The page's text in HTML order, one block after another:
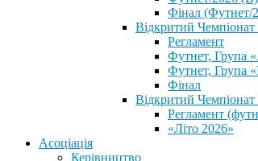
Фінал (Футнет/
Відкритий Чемпіонат
Регламент
Футнет, Група
Футнет, Група
Фінал
Відкритий Чемпіонат
Регламент
«Літо 2026»
Асоціація
Керівництво